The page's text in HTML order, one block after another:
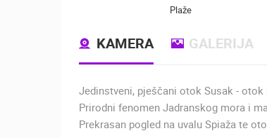
Plaže
KAMERA GALERIJA
Jedinstveni, pješčani otok Susak - otok
Prirodni fenomen Jadranskog mora i
Prekrasan pogled na uvalu Spiaža te